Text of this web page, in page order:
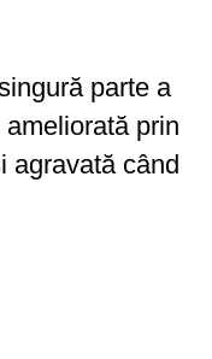
parte a
prin
agravată când